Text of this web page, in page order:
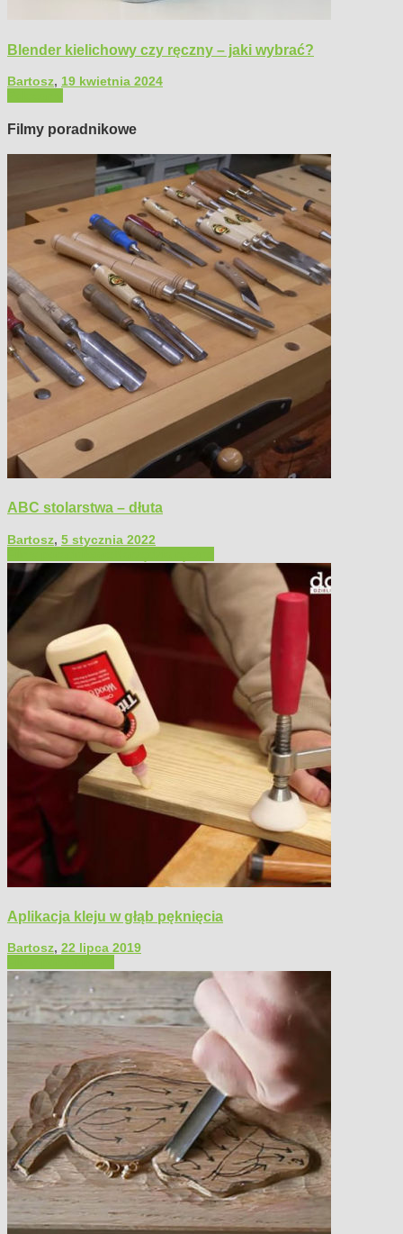
Blender kielichowy czy ręczny – jaki wybrać?
Bartosz, 19 kwietnia 2024
Filmy poradnikowe
ABC stolarstwa – dłuta
Bartosz, 5 stycznia 2022
Aplikacja kleju w głąb pęknięcia
Bartosz, 22 lipca 2019